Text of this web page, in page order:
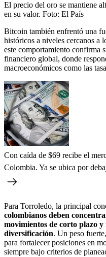
El precio del oro se mantiene
en su valor. Foto: El País
Bitcoin también enfrentó una
históricos a niveles cercanos a
este comportamiento confirma
financiero global, donde
macroeconómicos como las
Con caída de $69 recibe el
Colombia. Ya se ubica por
Para Torroledo, la principal
colombianos deben
movimientos de corto plazo
diversificación. Un peso
para fortalecer posiciones en
siempre bajo criterios de